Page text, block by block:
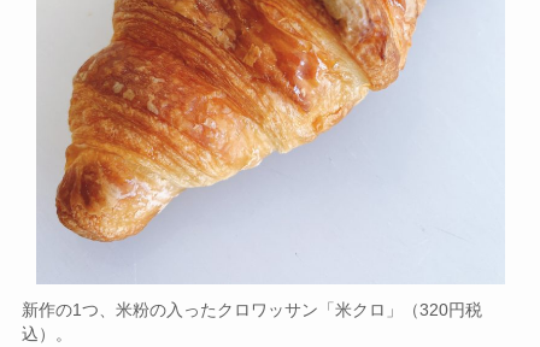
新作の1つ、米粉の入ったクロワッサン「米クロ」（320円税
込）。